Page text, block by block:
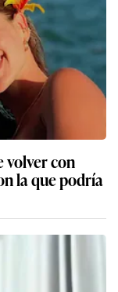
volver con
la que podría